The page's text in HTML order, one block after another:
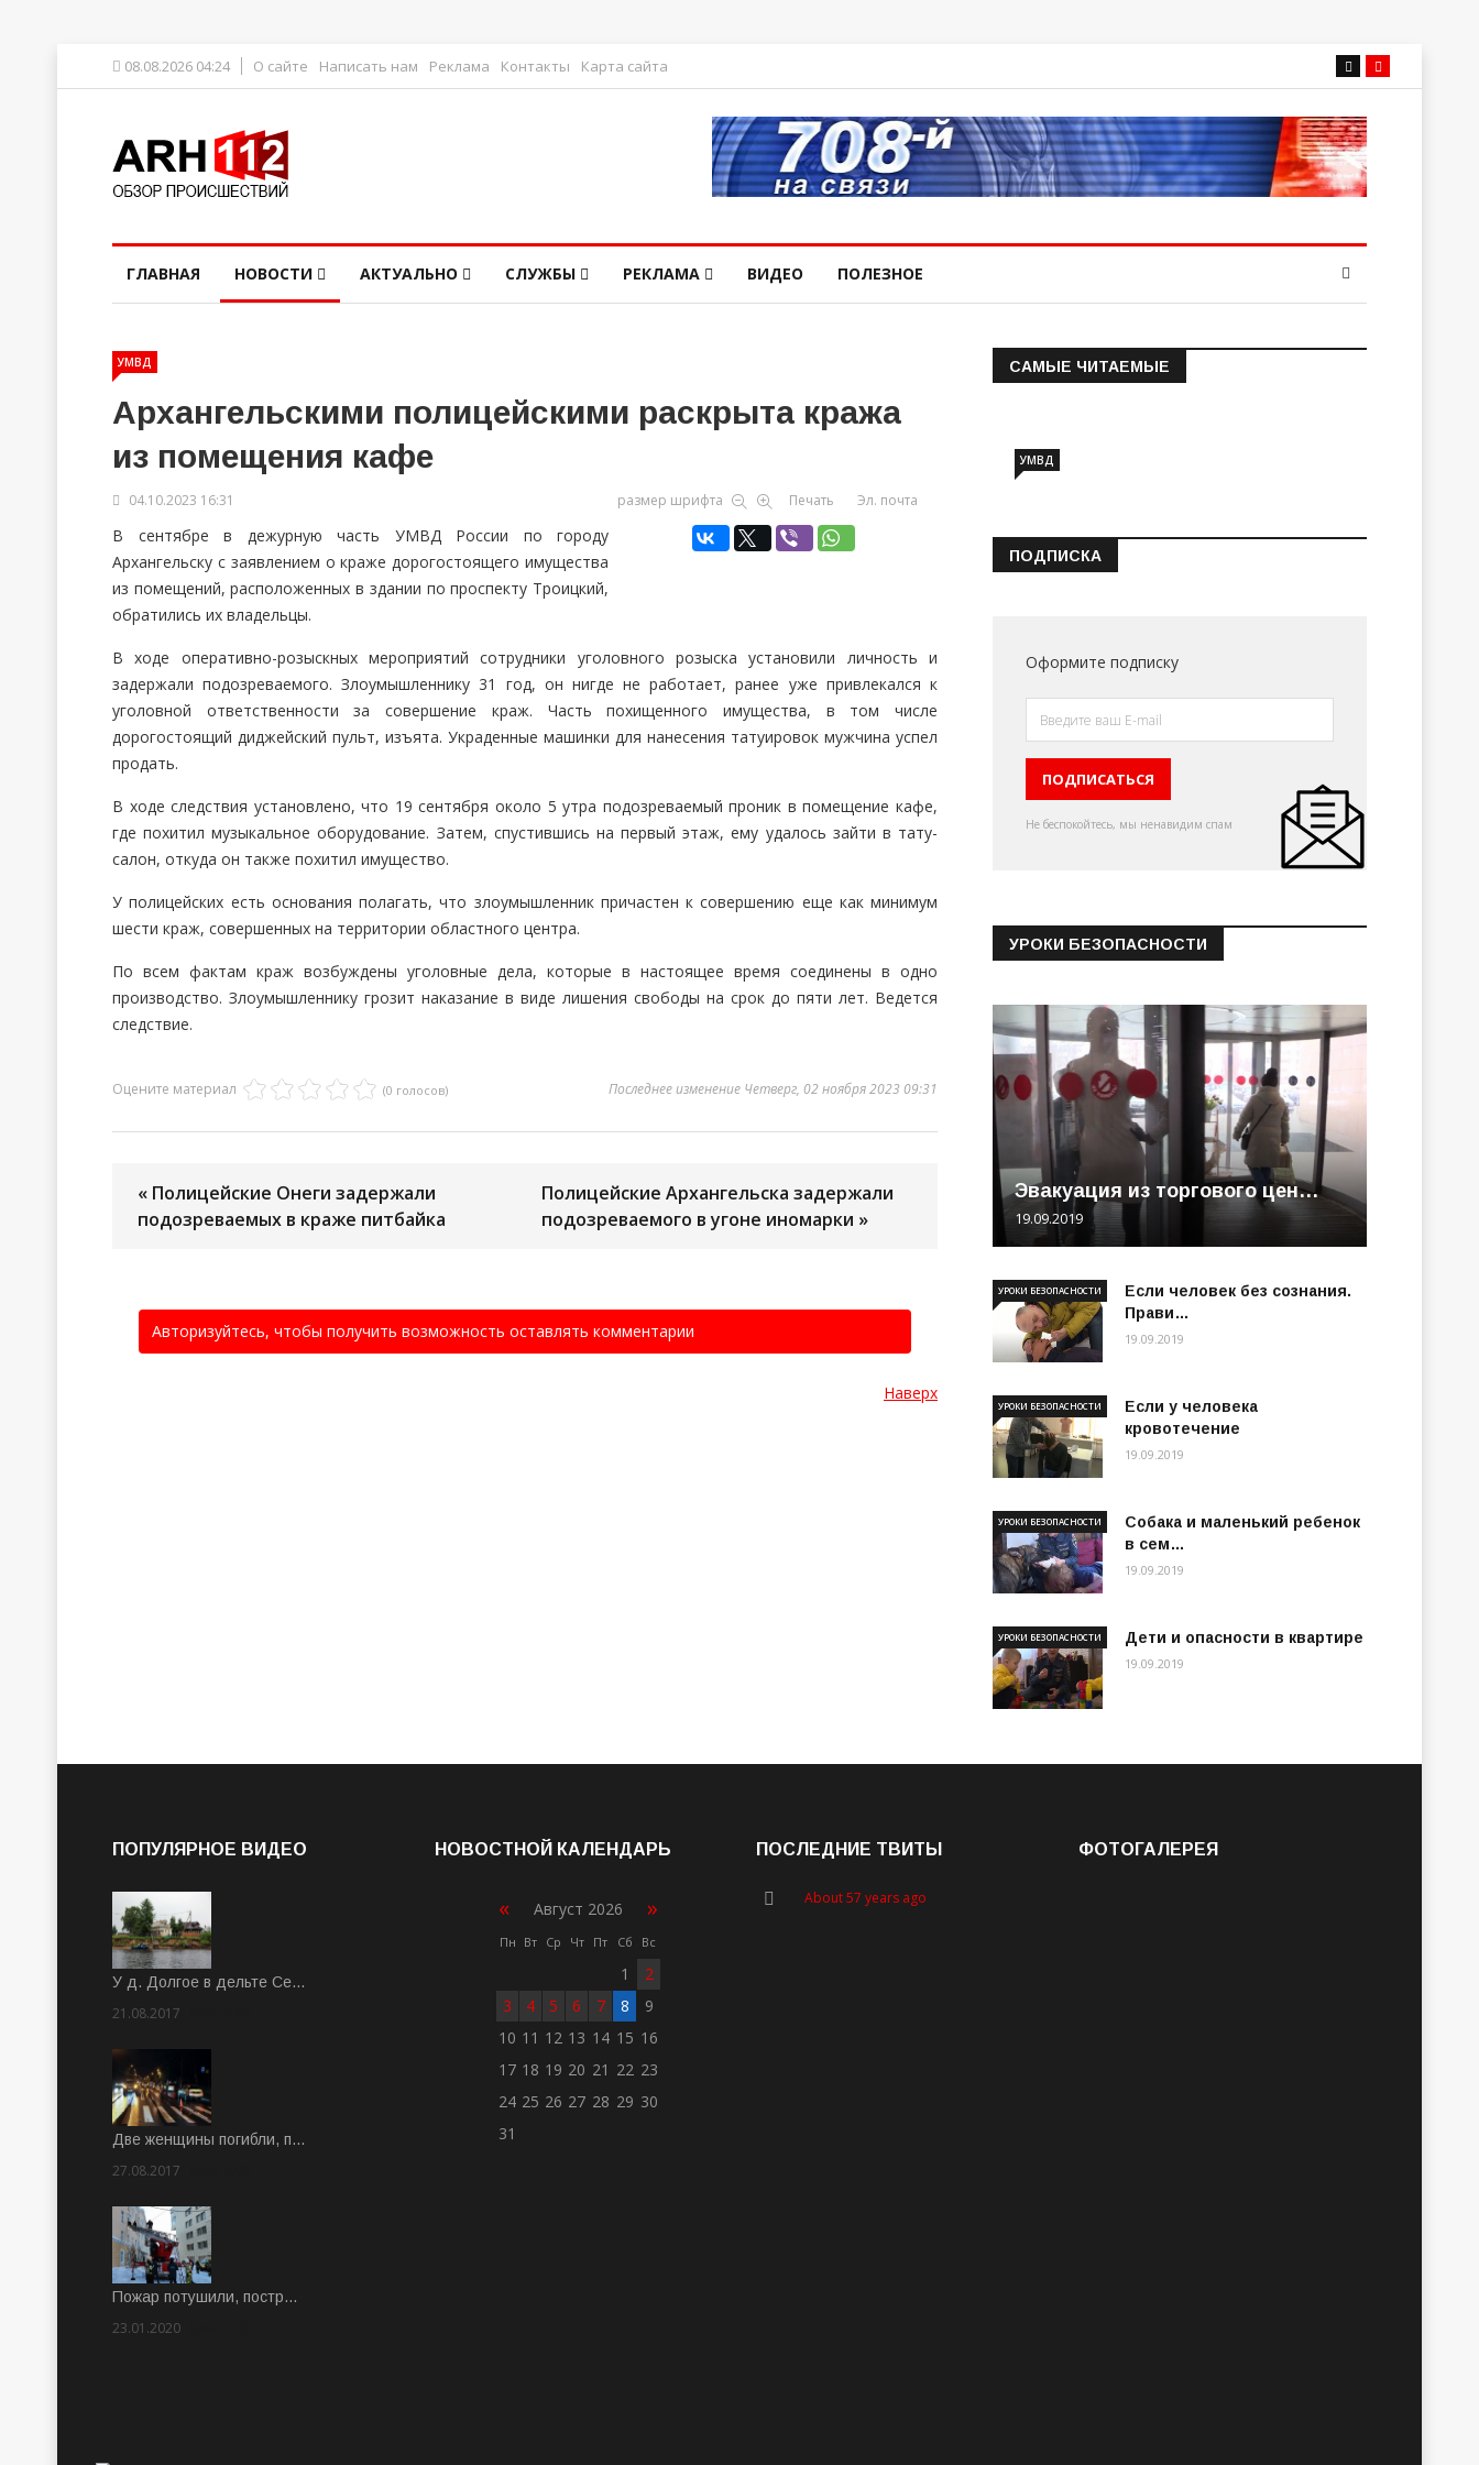
08.08.2026 04:24 О сайте Написать нам Реклама Контакты Карта сайта
ГЛАВНАЯ НОВОСТИ АКТУАЛЬНО СЛУЖБЫ РЕКЛАМА ВИДЕО ПОЛЕЗНОЕ
УМВД
Архангельскими полицейскими раскрыта кража
из помещения кафе
04.10.2023 16:31 размер шрифта Печать Эл. почта
В сентябре в дежурную часть УМВД России по городу
Архангельску с заявлением о краже дорогостоящего имущества
из помещений, расположенных в здании по проспекту Троицкий,
обратились их владельцы.
В ходе оперативно-розыскных мероприятий сотрудники уголовного розыска установили личность и
задержали подозреваемого. Злоумышленнику 31 год, он нигде не работает, ранее уже привлекался к
уголовной ответственности за совершение краж. Часть похищенного имущества, в том числе
дорогостоящий диджейский пульт, изъята. Украденные машинки для нанесения татуировок мужчина успел
продать.
В ходе следствия установлено, что 19 сентября около 5 утра подозреваемый проник в помещение кафе,
где похитил музыкальное оборудование. Затем, спустившись на первый этаж, ему удалось зайти в тату-
салон, откуда он также похитил имущество.
У полицейских есть основания полагать, что злоумышленник причастен к совершению еще как минимум
шести краж, совершенных на территории областного центра.
По всем фактам краж возбуждены уголовные дела, которые в настоящее время соединены в одно
производство. Злоумышленнику грозит наказание в виде лишения свободы на срок до пяти лет. Ведется
следствие.
Оцените материал (0 голосов) Последнее изменение Четверг, 02 ноября 2023 09:31
« Полицейские Онеги задержали
подозреваемых в краже питбайка
Полицейские Архангельска задержали
подозреваемого в угоне иномарки »
Авторизуйтесь, чтобы получить возможность оставлять комментарии
Наверх
САМЫЕ ЧИТАЕМЫЕ
Информация о состоянии
УМВД
ПОДПИСКА
Оформите подписку
Не беспокойтесь, мы ненавидим спам
УРОКИ БЕЗОПАСНОСТИ
Эвакуация из торгового цен…
19.09.2019
Если человек без сознания.
Прави…
УРОКИ БЕЗОПАСНОСТИ
19.09.2019
Если у человека
кровотечение
УРОКИ БЕЗОПАСНОСТИ
19.09.2019
Собака и маленький ребенок
в сем…
УРОКИ БЕЗОПАСНОСТИ
19.09.2019
Дети и опасности в квартире
УРОКИ БЕЗОПАСНОСТИ
19.09.2019
ПОПУЛЯРНОЕ ВИДЕО
У д. Долгое в дельте Се…
21.08.2017
Две женщины погибли, п…
27.08.2017
Пожар потушили, постр…
23.01.2020
НОВОСТНОЙ КАЛЕНДАРЬ
« Август 2026 »
Пн Вт Ср Чт Пт Сб Вс
1
2
3
4 5 6 7 8
9
10 11 12 13 14 15 16
17 18 19 20 21 22 23
24 25 26 27 28 29 30
31
ПОСЛЕДНИЕ ТВИТЫ
About 57 years ago
ФОТОГАЛЕРЕЯ